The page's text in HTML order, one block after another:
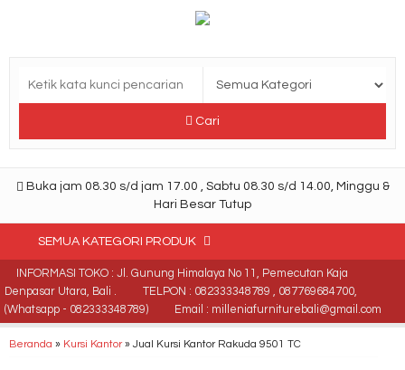
Cari
Buka jam 08.30 s/d jam 17.00 , Sabtu 08.30 s/d 14.00, Minggu &
Hari Besar Tutup
SEMUA KATEGORI PRODUK
INFORMASI TOKO : Jl. Gunung Himalaya No 11, Pemecutan Kaja
Denpasar Utara, Bali .
TELPON : 082333348789 , 087769684700,
(Whatsapp - 082333348789)
Email : milleniafurniturebali@gmail.com
Beranda » Kursi Kantor» Jual Kursi Kantor Rakuda 9501 TC